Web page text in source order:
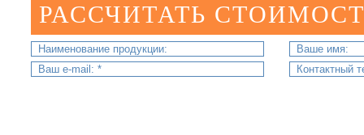
РАССЧИТАТЬ